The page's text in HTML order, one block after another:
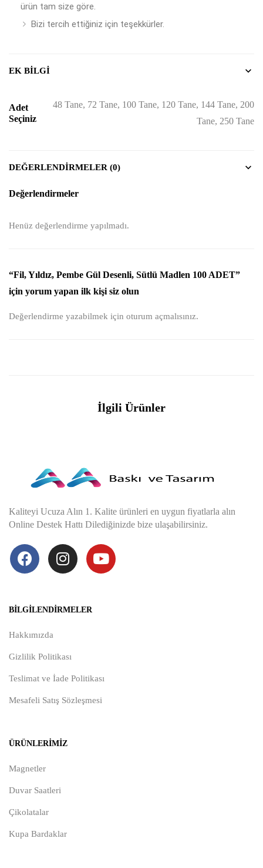
ürün tam size göre.
Bizi tercih ettiğiniz için teşekkürler.
EK BILGI
Adet
Seçiniz
48 Tane, 72 Tane, 100 Tane, 120 Tane, 144 Tane, 200
Tane, 250 Tane
DEĞERLENDIRMELER (0)
Değerlendirmeler
Henüz değerlendirme yapılmadı.
“Fil, Yıldız, Pembe Gül Desenli, Sütlü Madlen 100 ADET”
için yorum yapan ilk kişi siz olun
Değerlendirme yazabilmek için oturum açmalısınız.
İlgili Ürünler
Kaliteyi Ucuza Alın 1. Kalite ürünleri en uygun fiyatlarla alın
Online Destek Hattı Dilediğinizde bize ulaşabilirsiniz.
BILGILENDIRMELER
Hakkımızda
Gizlilik Politikası
Teslimat ve İade Politikası
Mesafeli Satış Sözleşmesi
ÜRÜNLERIMIZ
Magnetler
Duvar Saatleri
Çikolatalar
Kupa Bardaklar